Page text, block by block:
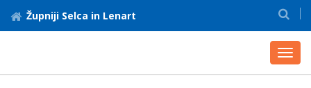
Župniji Selca in Lenart